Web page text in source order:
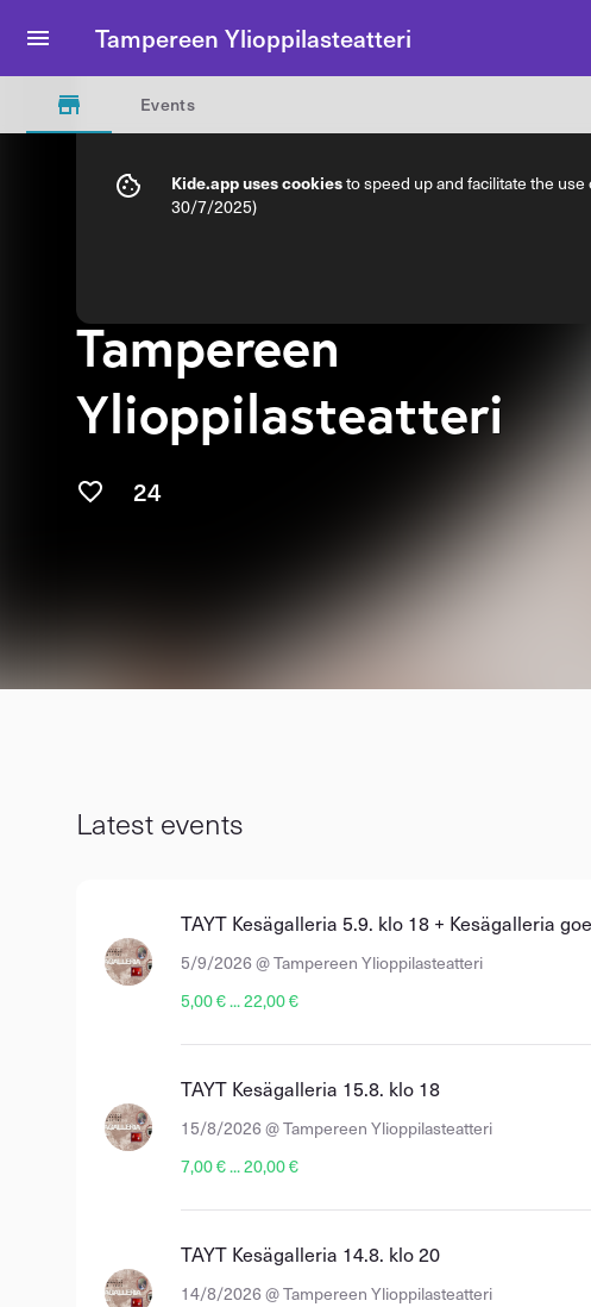
Tampereen Ylioppilasteatteri
Events
Tampereen
Ylioppilasteatteri
24
Latest events
TAYT Kesägalleria 5.9. klo 18 + Kesägalleria
5/9/2026 @ Tampereen Ylioppilasteatteri
5,00 € ... 22,00 €
TAYT Kesägalleria 15.8. klo 18
15/8/2026 @ Tampereen Ylioppilasteatteri
7,00 € ... 20,00 €
TAYT Kesägalleria 14.8. klo 20
14/8/2026 @ Tampereen Ylioppilasteatteri
Kide.app uses cookiesto speed up and facilitate the
30/7/2025)